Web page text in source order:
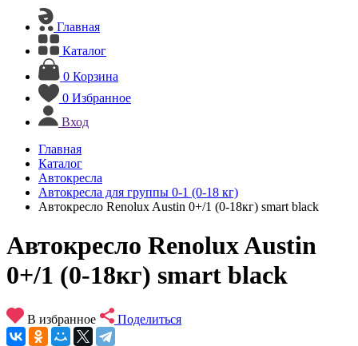
Главная
Каталог
0 Корзина
0 Избранное
Вход
Главная
Каталог
Автокресла
Автокресла для группы 0-1 (0-18 кг)
Автокресло Renolux Austin 0+/1 (0-18кг) smart black
Автокресло Renolux Austin
0+/1 (0-18кг) smart black
В избранное Поделиться